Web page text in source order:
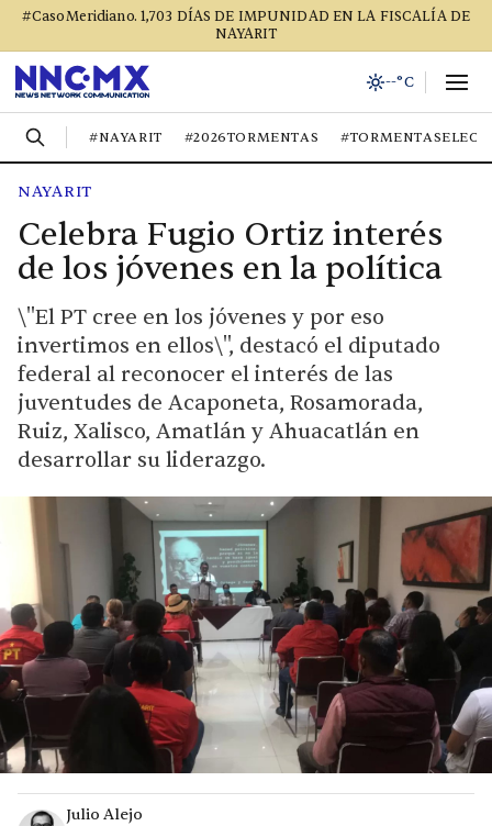
#CasoMeridiano. 1,703 DÍAS DE IMPUNIDAD EN LA FISCALÍA DE
NAYARIT
--°C
#NAYARIT #2026TORMENTAS
NAYARIT
Celebra Fugio Ortiz interés
de los jóvenes en la política
\"El PT cree en los jóvenes y por eso
invertimos en ellos\", destacó el diputado
federal al reconocer el interés de las
juventudes de Acaponeta, Rosamorada,
Ruiz, Xalisco, Amatlán y Ahuacatlán en
desarrollar su liderazgo.
Julio Alejo